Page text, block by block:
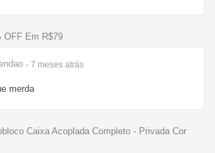
OFF Em R$79
- 7 meses atrás
merda
Caixa Acoplada Completo - Privada Cor